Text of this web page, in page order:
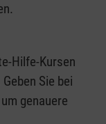
Hilfe-Kursen
Sie bei
genauere